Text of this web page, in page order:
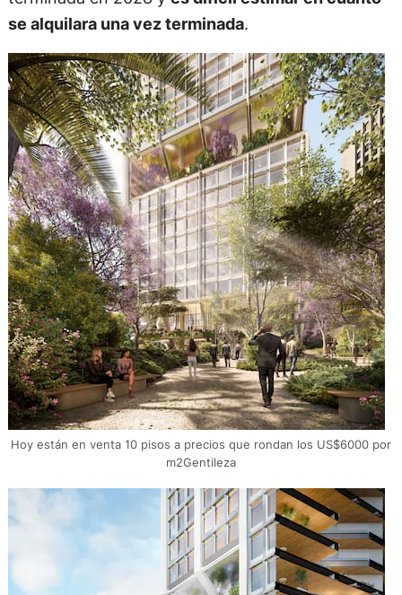
se alquilara una vez terminada.
Hoy están en venta 10 pisos a precios que rondan los US$6000 por
m2Gentileza